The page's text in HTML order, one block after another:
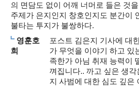
의 면담도 없이 어깨 너머로 들은 것
주제가 은지인지 창호인지도 분간이
불타는 투지가 불쌍하다.
영훈호
희
포스트 김은지 기사에 대
가 무엇을 이야기 하고 있
족한가 아님 취재 능력이
껴집니다.. 까고 싶은 생
지 사범에 대한 심도 깊은